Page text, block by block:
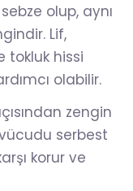
olup, aynı
Lif,
tokluk hissi
olabilir.
zengin
serbest
korur ve